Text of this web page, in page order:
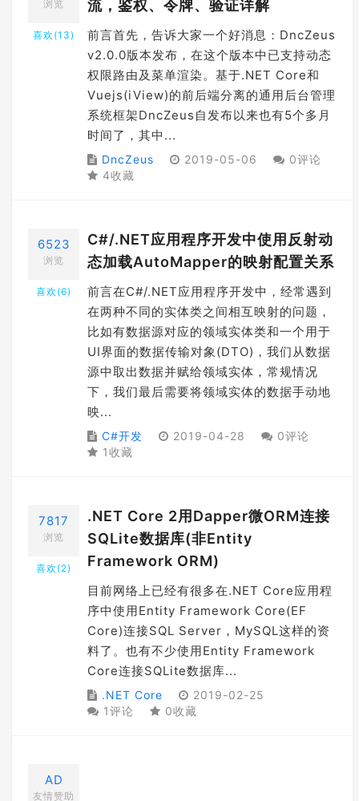
浏览
喜欢(13)
流，鉴权、令牌、验证详解
前言首先，告诉大家一个好消息：DncZeus
v2.0.0版本发布，在这个版本中已支持动态
权限路由及菜单渲染。基于.NET Core和
Vuejs(iView)的前后端分离的通用后台管理
系统框架DncZeus自发布以来也有5个多月
时间了，其中...
DncZeus 2019-05-06
0评论
4收藏
6523
浏览
喜欢(6)
C#/.NET应用程序开发中使用反射动
态加载AutoMapper的映射配置关系
前言在C#/.NET应用程序开发中，经常遇到
在两种不同的实体类之间相互映射的问题，
比如有数据源对应的领域实体类和一个用于
UI界面的数据传输对象(DTO)，我们从数据
源中取出数据并赋给领域实体，常规情况
下，我们最后需要将领域实体的数据手动地
映...
C#开发 2019-04-28
0评论
1收藏
7817
浏览
喜欢(2)
.NET Core 2用Dapper微ORM连接
SQLite数据库(非Entity
Framework ORM)
目前网络上已经有很多在.NET Core应用程
序中使用Entity Framework Core(EF
Core)连接SQL Server，MySQL这样的资
料了。也有不少使用Entity Framework
Core连接SQLite数据库...
.NET Core
2019-02-25
1评论
0收藏
AD
友情赞助